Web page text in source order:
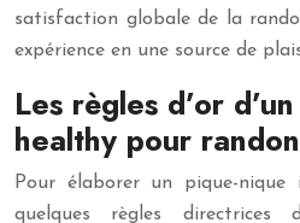
satisfaction globale de la
expérience en une source de
Les règles d’or
healthy pour
Pour élaborer un pique-
quelques règles